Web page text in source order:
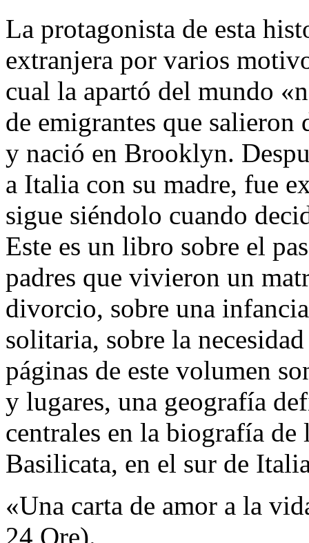
La protagonista de esta
extranjera por varios
cual la apartó del mundo
de emigrantes que
y nació en Brooklyn.
a Italia con su madre, fue
sigue siéndolo cuando
Este es un libro sobre el
padres que vivieron un
divorcio, sobre una
solitaria, sobre la
páginas de este volumen
y lugares, una geografía
centrales en la biografía
Basilicata, en el sur de
«Una carta de amor a la
24 Ore).